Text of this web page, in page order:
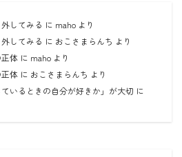
してみる に maho より
してみる に おこさまらんち より
体 に maho より
体 に おこさまらんち より
いるときの自分が好きか」が大切 に